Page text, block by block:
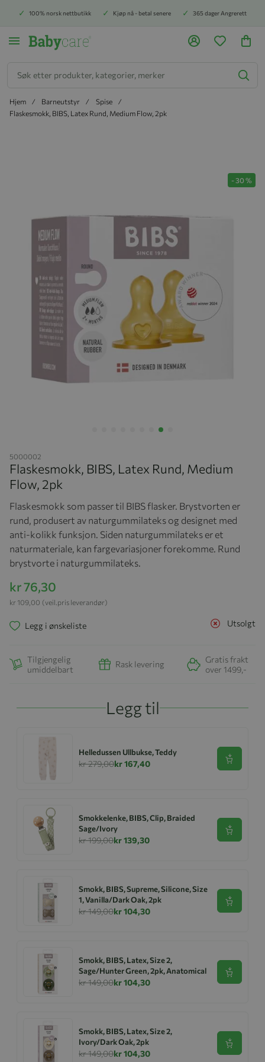
100% norsk nettbutikk Kjøp nå - betal senere 365 dager Angrerett
Hjem Barneutstyr
Spise
Flaskesmokk, BIBS, Latex Rund, Medium Flow, 2pk
-30 %
5000002
Flaskesmokk, BIBS, Latex Rund, Medium
Flow, 2pk
Flaskesmokk som passer til BIBS flasker. Brystvorten er
rund, produsert av naturgummilateks og designet med
anti-kolikk funksjon. Siden naturgummilateks er et
naturmateriale, kan fargevariasjoner forekomme. Rund
brystvorte i naturgummilateks.
kr 76,30
(veil.pris leverandør)
kr 109,00
Utsolgt
Legg i ønskeliste
Tilgjengelig
umiddelbart
Rask levering
Gratis frakt
over 1499,-
Legg til
Helledussen Ullbukse, Teddy
kr 279,00kr 167,40 Se
Smokkelenke, BIBS, Clip, Braided
Sage/Ivory
kr 199,00kr 139,30
Se
Smokk, BIBS, Supreme, Silicone, Size
1, Vanilla/Dark Oak, 2pk
kr 149,00kr 104,30
Se
Smokk, BIBS, Latex, Size 2,
Sage/Hunter Green, 2pk, Anatomical
kr 149,00kr 104,30
Se
Smokk, BIBS, Latex, Size 2,
Ivory/Dark Oak, 2pk
kr 149,00kr 104,30
Se